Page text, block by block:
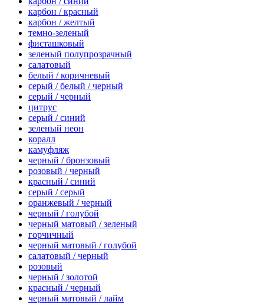
карбон / красный
карбон / желтый
темно-зеленый
фисташковый
зеленый полупрозрачный
салатовый
белый / коричневый
серый / белый / черный
серый / черный
цитрус
серый / синий
зеленый неон
коралл
камуфляж
черный / бронзовый
розовый / черный
красный / синий
серый / серый
оранжевый / черный
черный / голубой
черный матовый / зеленый
горчичный
черный матовый / голубой
салатовый / черный
розовый
черный / золотой
красный / черный
черный матовый / лайм